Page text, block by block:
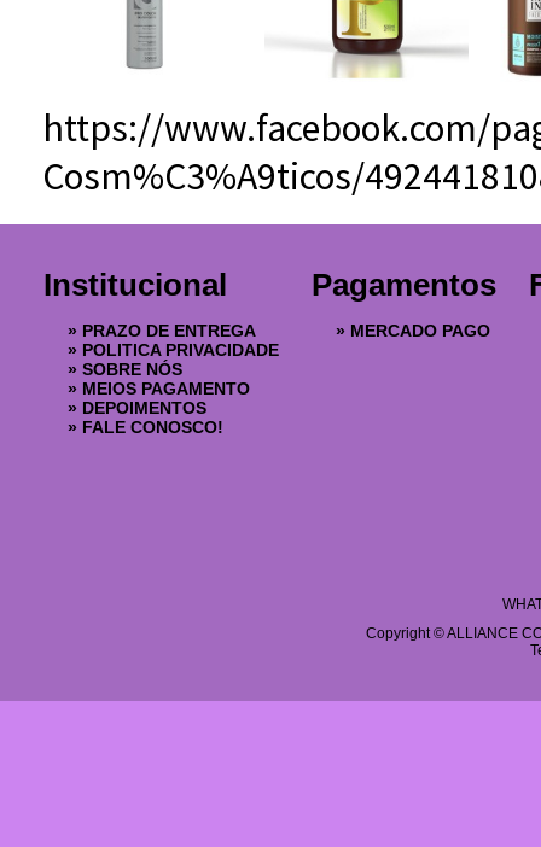
https://www.facebook.com/
Cosm%C3%A9ticos/
Institucional
» PRAZO DE ENTREGA
» POLITICA PRIVACIDADE
» SOBRE NÓS
» MEIOS PAGAMENTO
» DEPOIMENTOS
» FALE CONOSCO!
Pagamentos
» MERCADO PAGO
Copyright © ALLIANCE